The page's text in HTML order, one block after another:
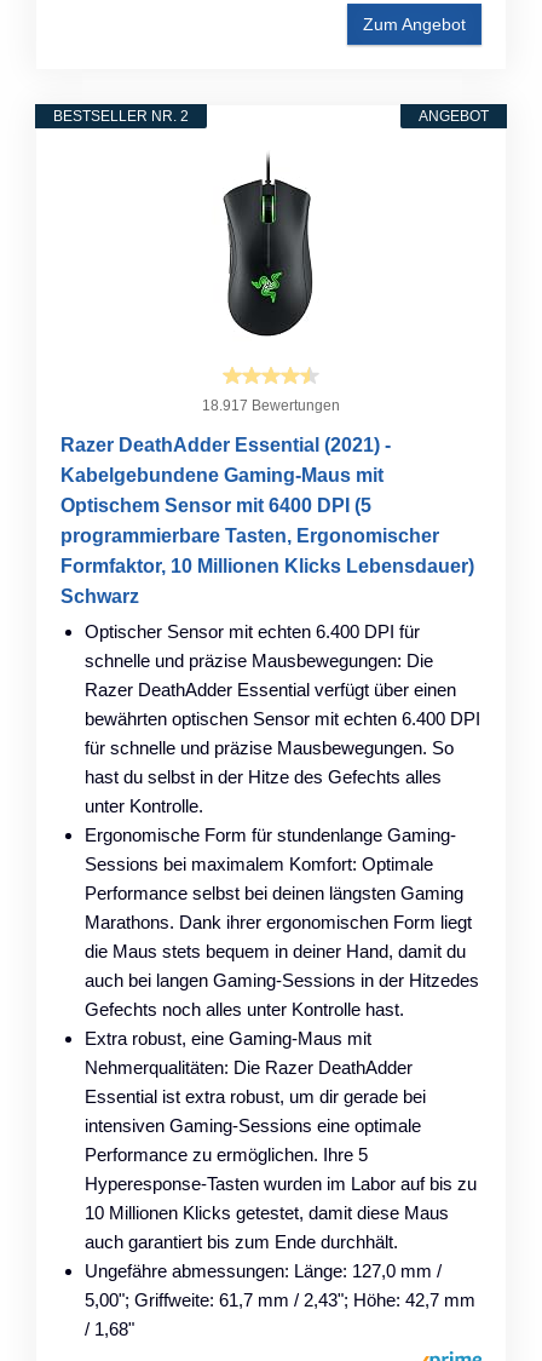
Zum Angebot
ANGEBOT
BESTSELLER NR. 2
18.917 Bewertungen
Razer DeathAdder Essential (2021) -
Kabelgebundene Gaming-Maus mit
Optischem Sensor mit 6400 DPI (5
programmierbare Tasten, Ergonomischer
Formfaktor, 10 Millionen Klicks Lebensdauer)
Schwarz
Optischer Sensor mit echten 6.400 DPI für
schnelle und präzise Mausbewegungen: Die
Razer DeathAdder Essential verfügt über einen
bewährten optischen Sensor mit echten 6.400 DPI
für schnelle und präzise Mausbewegungen. So
hast du selbst in der Hitze des Gefechts alles
unter Kontrolle.
Ergonomische Form für stundenlange Gaming-
Sessions bei maximalem Komfort: Optimale
Performance selbst bei deinen längsten Gaming
Marathons. Dank ihrer ergonomischen Form liegt
die Maus stets bequem in deiner Hand, damit du
auch bei langen Gaming-Sessions in der Hitzedes
Gefechts noch alles unter Kontrolle hast.
Extra robust, eine Gaming-Maus mit
Nehmerqualitäten: Die Razer DeathAdder
Essential ist extra robust, um dir gerade bei
intensiven Gaming-Sessions eine optimale
Performance zu ermöglichen. Ihre 5
Hyperesponse-Tasten wurden im Labor auf bis zu
10 Millionen Klicks getestet, damit diese Maus
auch garantiert bis zum Ende durchhält.
Ungefähre abmessungen: Länge: 127,0 mm /
5,00"; Griffweite: 61,7 mm / 2,43"; Höhe: 42,7 mm
/ 1,68"